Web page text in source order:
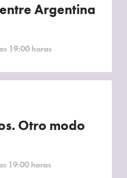
Argentina
19:00 horas
Otro modo
19:00 horas